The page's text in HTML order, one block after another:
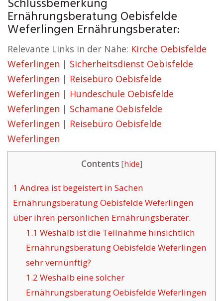
Schlussbemerkung
Ernährungsberatung Oebisfelde
Weferlingen Ernährungsberater:
Relevante Links in der Nähe: Kirche Oebisfelde
Weferlingen | Sicherheitsdienst Oebisfelde
Weferlingen | Reisebüro Oebisfelde
Weferlingen | Hundeschule Oebisfelde
Weferlingen | Schamane Oebisfelde
Weferlingen | Reisebüro Oebisfelde
Weferlingen
Contents [hide]
1 Andrea ist begeistert in Sachen
Ernährungsberatung Oebisfelde Weferlingen
über ihren persönlichen Ernährungsberater.
1.1 Weshalb ist die Teilnahme hinsichtlich
Ernährungsberatung Oebisfelde Weferlingen
sehr vernünftig?
1.2 Weshalb eine solcher
Ernährungsberatung Oebisfelde Weferlingen